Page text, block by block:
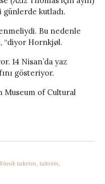
günlerde kutladı.
Bu nedenle
“diyor Hornkjøl.
14 Nisan’da yaz
gösteriyor.
Museum of Cultural
Rünik takvim takvim